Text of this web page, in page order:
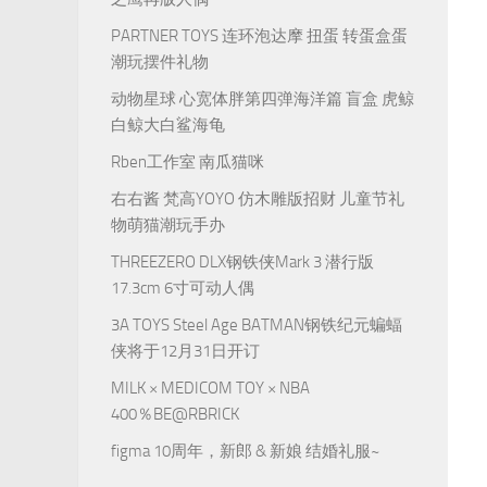
PARTNER TOYS 连环泡达摩 扭蛋 转蛋盒蛋
潮玩摆件礼物
动物星球 心宽体胖第四弹海洋篇 盲盒 虎鲸
白鲸大白鲨海龟
Rben工作室 南瓜猫咪
右右酱 梵高YOYO 仿木雕版招财 儿童节礼
物萌猫潮玩手办
THREEZERO DLX钢铁侠Mark 3 潜行版
17.3cm 6寸可动人偶
3A TOYS Steel Age BATMAN钢铁纪元蝙蝠
侠将于12月31日开订
MILK × MEDICOM TOY × NBA
400％BE@RBRICK
figma 10周年，新郎 & 新娘 结婚礼服~